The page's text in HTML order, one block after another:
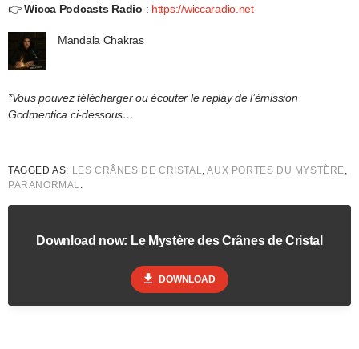
👉Wicca Podcasts Radio : https://wiccaradio.net
Mandala Chakras
*Vous pouvez télécharger ou écouter le replay de l’émission
Godmentica ci-dessous…
TAGGED AS: LES CRÂNES DE CRISTAL,AUX PORTES DU MYSTÈRE,
PARANORMAL.
Download now: Le Mystère des Crânes de Cristal
file_download DOWNLOAD